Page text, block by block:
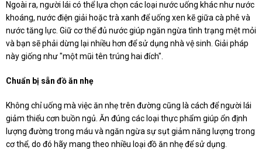
Ngoài ra, người lái có thể lựa chọn các loại nước uống khác như nước
khoáng, nước điện giải hoặc trà xanh để uống xen kẽ giữa cà phê và
nước tăng lực. Giữ cơ thể đủ nước giúp ngăn ngừa tình trạng mệt mỏi
và bạn sẽ phải dừng lại nhiều hơn để sử dụng nhà vệ sinh. Giải pháp
này giống như "một mũi tên trúng hai đích".
Chuẩn bị sẵn đồ ăn nhẹ
Không chỉ uống mà việc ăn nhẹ trên đường cũng là cách để người lái
giảm thiểu cơn buồn ngủ. Ăn đúng các loại thực phẩm giúp ổn định
lượng đường trong máu và ngăn ngừa sự sụt giảm năng lượng trong
cơ thể, do đó hãy mang theo nhiều loại đồ ăn nhẹ để sử dụng.